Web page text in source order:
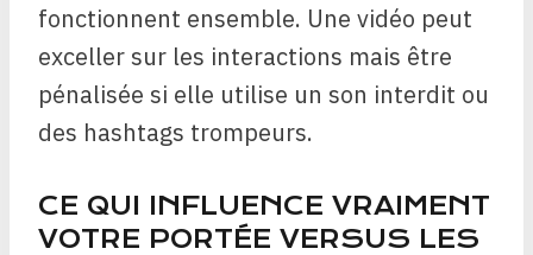
fonctionnent ensemble. Une vidéo peut
exceller sur les interactions mais être
pénalisée si elle utilise un son interdit ou
des hashtags trompeurs.
CE QUI INFLUENCE VRAIMENT
VOTRE PORTÉE VERSUS LES